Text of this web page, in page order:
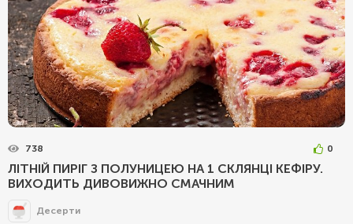
738 0
ЛІТНІЙ ПИРІГ З ПОЛУНИЦЕЮ НА 1 СКЛЯНЦІ КЕФІРУ.
ВИХОДИТЬ ДИВОВИЖНО СМАЧНИМ
Десерти